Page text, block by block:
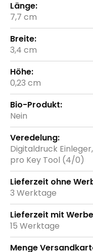
7,7 cm
3,4 cm
0,23 cm
Nein
Digitaldruck
pro Key Tool (4/0)
3 Werktage
15 Werktage